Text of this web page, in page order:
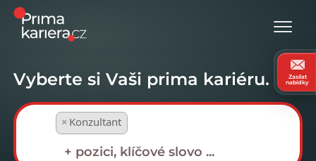
Vyberte si Vaši prima kariéru.
× Konzultant
Zasílat
nabídky